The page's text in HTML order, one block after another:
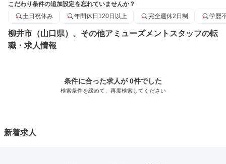
こだわり条件の追加設定を忘れていませんか？
土日祝休み
年間休日120日以上 完全週休2日制 学歴
柳井市（山口県）、その他アミューズメントスタッフの転
職・求人情報
条件に合った求人が 0件でした
検索条件を緩めて、再度検索してください
新着求人